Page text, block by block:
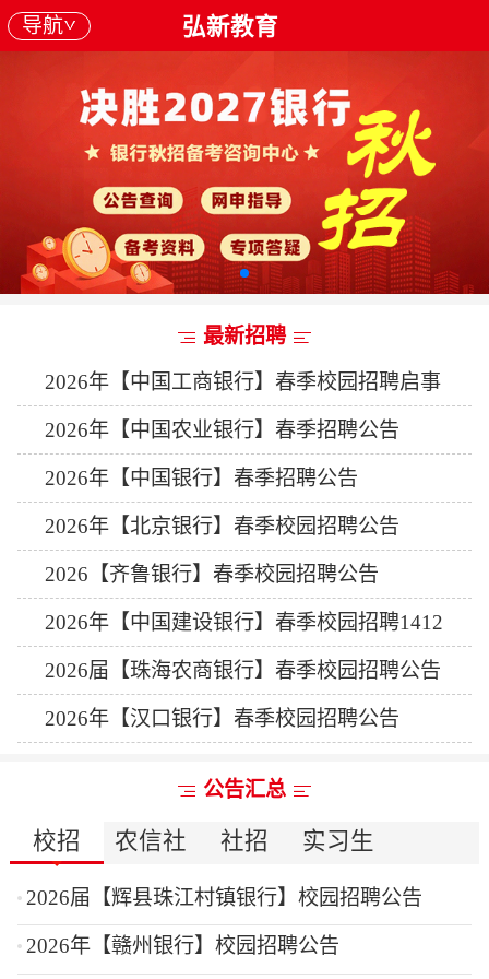
导航 弘新教育
最新招聘
2026年【中国工商银行】春季校园招聘启事
2026年【中国农业银行】春季招聘公告
2026年【中国银行】春季招聘公告
2026年【北京银行】春季校园招聘公告
2026【齐鲁银行】春季校园招聘公告
2026年【中国建设银行】春季校园招聘1412
人公告
2026届【珠海农商银行】春季校园招聘公告
2026年【汉口银行】春季校园招聘公告
公告汇总
校招 农信社 社招 实习生
2026届【辉县珠江村镇银行】校园招聘公告
2026年【赣州银行】校园招聘公告